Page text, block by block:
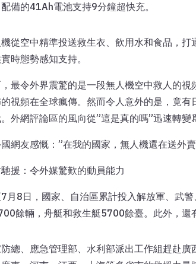
備的41Ah電池支持9分鐘超快充。
從空中精準投送救生衣、飲用水和食品，
時態勢感知支持。
最令外界震驚的是一段無人機空中救人的
視頻在全球瘋傳。然而令人意外的是，竟
外網評論區的風向從”這是真的嗎”迅速轉變
網友感慨：”在我的國家，無人機還在送外
援：令外媒驚歎的動員能力
月8日，國家、自治區累計投入解放軍、武
餘輛，舟艇和救生艇5700餘臺。此外，還
總、應急管理部、水利部派出工作組趕赴